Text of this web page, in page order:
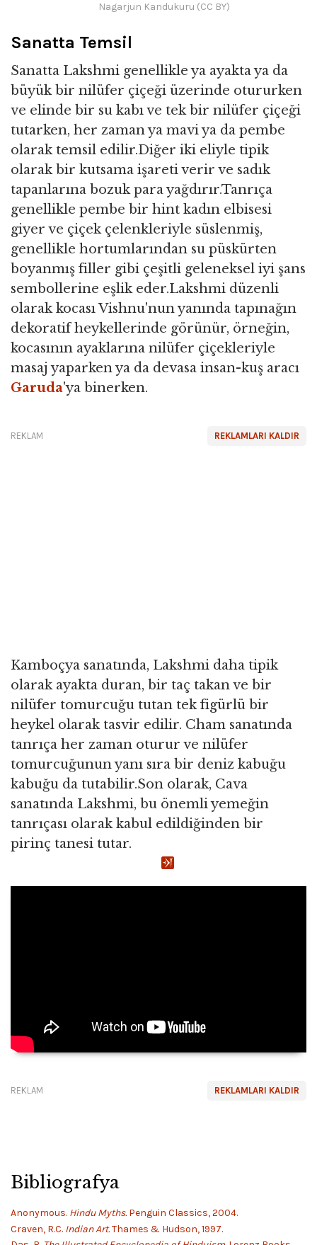
Nagarjun Kandukuru (CC BY)
Sanatta Temsil
Sanatta Lakshmi genellikle ya ayakta ya da
büyük bir nilüfer çiçeği üzerinde otururken
ve elinde bir su kabı ve tek bir nilüfer çiçeği
tutarken, her zaman ya mavi ya da pembe
olarak temsil edilir.Diğer iki eliyle tipik
olarak bir kutsama işareti verir ve sadık
tapanlarına bozuk para yağdırır.Tanrıça
genellikle pembe bir hint kadın elbisesi
giyer ve çiçek çelenkleriyle süslenmiş,
genellikle hortumlarından su püskürten
boyanmış filler gibi çeşitli geleneksel iyi şans
sembollerine eşlik eder.Lakshmi düzenli
olarak kocası Vishnu'nun yanında tapınağın
dekoratif heykellerinde görünür, örneğin,
kocasının ayaklarına nilüfer çiçekleriyle
masaj yaparken ya da devasa insan-kuş aracı
Garuda'ya binerken.
REKLAMLARI KALDIR
REKLAM
Kamboçya sanatında, Lakshmi daha tipik
olarak ayakta duran, bir taç takan ve bir
nilüfer tomurcuğu tutan tek figürlü bir
heykel olarak tasvir edilir. Cham sanatında
tanrıça her zaman oturur ve nilüfer
tomurcuğunun yanı sıra bir deniz kabuğu
kabuğu da tutabilir.Son olarak, Cava
sanatında Lakshmi, bu önemli yemeğin
tanrıçası olarak kabul edildiğinden bir
pirinç tanesi tutar.
REKLAMLARI KALDIR
REKLAM
Bibliografya
Anonymous. Hindu Myths.Penguin Classics, 2004.
Craven, R.C. Indian Art.Thames & Hudson, 1997.